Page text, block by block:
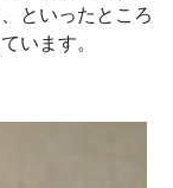
といったところ
います。